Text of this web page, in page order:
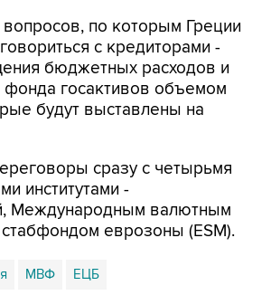
по которым Греции
с кредиторами -
бюджетных расходов и
госактивов объемом
будут выставлены на
сразу с четырьмя
институтами -
Международным валютным
еврозоны (ESM).
МВФ ЕЦБ